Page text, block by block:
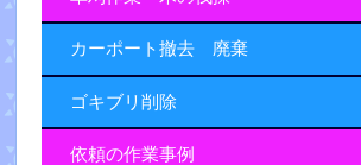
カーポート撤去 廃棄
ゴキブリ削除
依頼の作業事例